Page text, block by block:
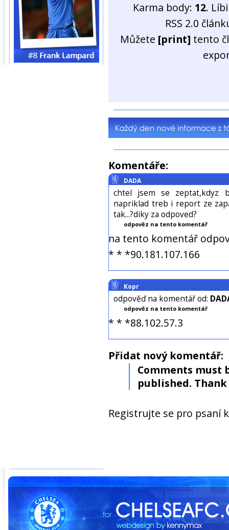
Karma body: 12.
RSS 2.0
Můžete [print] tento
Komentáře:
DADA
chtel jsem se zeptat,kdyz
napriklad treb i report ze
tak...?diky za odpoved?
odpověz na tento komentář
na tento komentář
* * *90.181.107.166
Kopr
odpověď na komentář od:
odpověz na tento komentář
* * *88.102.57.3
Přidat nový komentář:
Comments must
published. Thank
Registrujte se pro psaní